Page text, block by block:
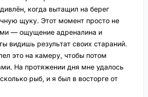
когда вытащил на берег
щуку. Этот момент просто не
— ощущение адреналина и
видишь результат своих стараний.
это на камеру, чтобы потом
На протяжении дня мне удалось
рыб, и я был в восторге от